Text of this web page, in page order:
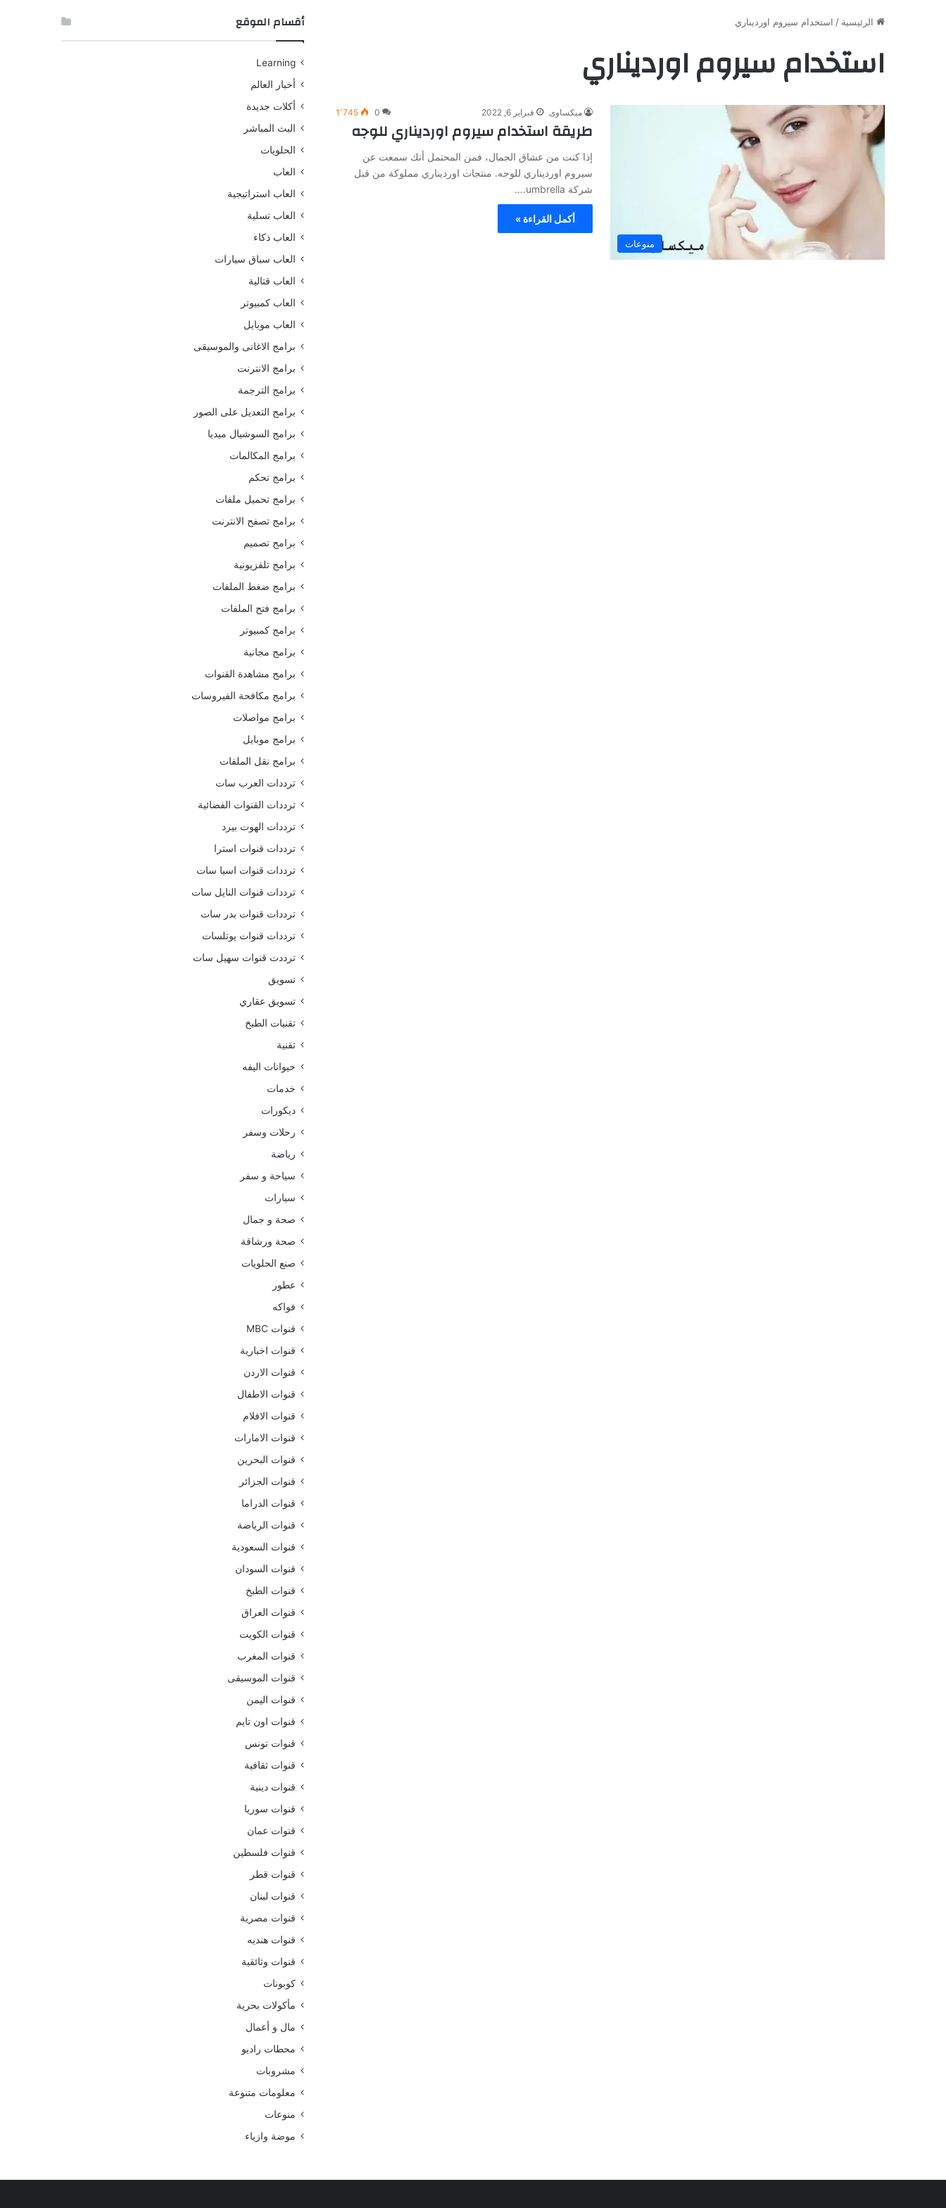
الرئيسية / استخدام سيروم اورديناري
استخدام سيروم اورديناري
منوعات
ميكساوى فبراير 6, 2022 0 1٬745
طريقة استخدام سيروم اورديناري للوجه
إذا كنت من عشاق الجمال، فمن المحتمل أنك سمعت عن
سيروم اورديناري للوجه. منتجات اورديناري مملوكة من قبل
شركة umbrella.…
أكمل القراءة »
أقسام الموقع
Learning
أخبار العالم
أكلات جديدة
البث المباشر
الحلويات
العاب
العاب استراتيجية
العاب تسلية
العاب ذكاء
العاب سباق سيارات
العاب قتالية
العاب كمبيوتر
العاب موبايل
برامج الاغانى والموسيقى
برامج الانترنت
برامج الترجمة
برامج التعديل على الصور
برامج السوشيال ميديا
برامج المكالمات
برامج تحكم
برامج تحميل ملفات
برامج تصفح الانترنت
برامج تصميم
برامج تلفزيونية
برامج ضغط الملفات
برامج فتح الملفات
برامج كمبيوتر
برامج مجانية
برامج مشاهدة القنوات
برامج مكافحة الفيروسات
برامج مواصلات
برامج موبايل
برامج نقل الملفات
ترددات العرب سات
ترددات القنوات الفضائية
ترددات الهوت بيرد
ترددات قنوات استرا
ترددات قنوات اسيا سات
ترددات قنوات النايل سات
ترددات قنوات بدر سات
ترددات قنوات يوتلسات
ترددت قنوات سهيل سات
تسويق
تسويق عقاري
تقنيات الطبخ
تقنية
حيوانات اليفه
خدمات
ديكورات
رحلات وسفر
رياضة
سياحة و سفر
سيارات
صحة و جمال
صحة ورشاقة
صنع الحلويات
عطور
فواكه
قنوات MBC
قنوات اخبارية
قنوات الاردن
قنوات الاطفال
قنوات الافلام
قنوات الامارات
قنوات البحرين
قنوات الجزائر
قنوات الدراما
قنوات الرياضة
قنوات السعودية
قنوات السودان
قنوات الطبخ
قنوات العراق
قنوات الكويت
قنوات المغرب
قنوات الموسيقى
قنوات اليمن
قنوات اون تايم
قنوات تونس
قنوات ثقافية
قنوات دينية
قنوات سوريا
قنوات عمان
قنوات فلسطين
قنوات قطر
قنوات لبنان
قنوات مصرية
قنوات هنديه
قنوات وثائقية
كوبونات
مأكولات بحرية
مال و أعمال
محطات راديو
مشروبات
معلومات متنوعة
منوعات
موضة وازياء